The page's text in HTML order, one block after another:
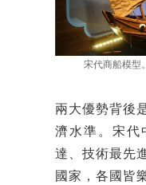
宋代商船模型
兩大優勢背後
濟水準。宋代
達、技術最先
國家，各國皆